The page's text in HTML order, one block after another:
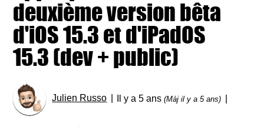
deuxième version bêta
d'iOS 15.3 et d'iPadOS
15.3 (dev + public)
Julien Russo Il y a 5 ans(Màj il y a 5 ans)